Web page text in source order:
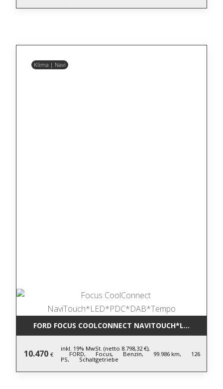
Klima | Navi
FORD FOCUS COOLCONNECT
10.470 €
inkl. 19% MwSt. (netto 8.798,32 €),
FORD, Focus, Benzin, 99.986 km, 126
PS, Schaltgetriebe